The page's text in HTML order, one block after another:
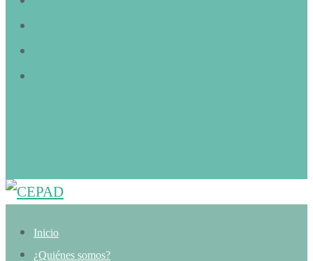
Inicio
¿Quiénes somos?